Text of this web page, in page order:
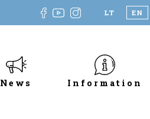
LT EN
News Information